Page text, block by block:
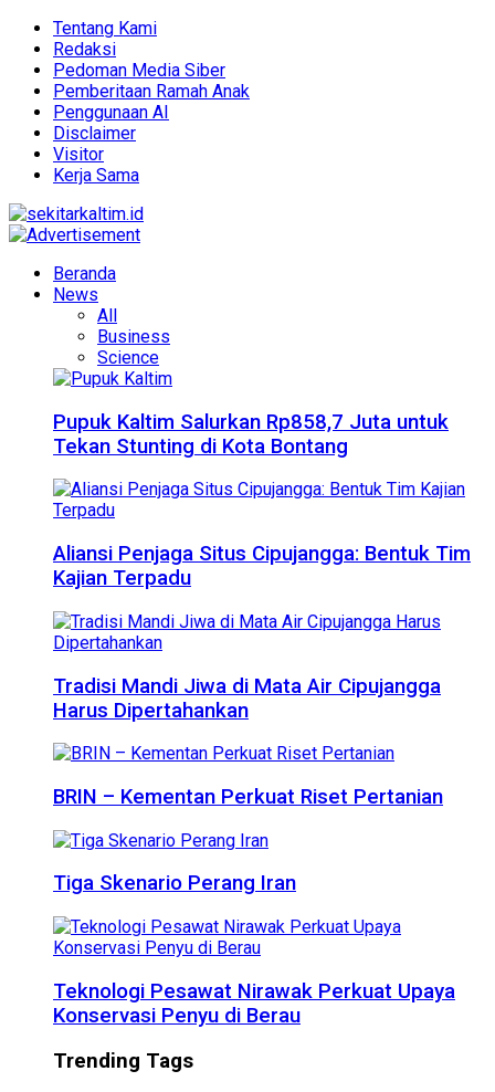
Tentang Kami
Redaksi
Pedoman Media Siber
Pemberitaan Ramah Anak
Penggunaan AI
Disclaimer
Visitor
Kerja Sama
Beranda
News
All
Business
Science
Pupuk Kaltim Salurkan Rp858,7 Juta untuk
Tekan Stunting di Kota Bontang
Aliansi Penjaga Situs Cipujangga: Bentuk Tim
Kajian Terpadu
Tradisi Mandi Jiwa di Mata Air Cipujangga
Harus Dipertahankan
BRIN – Kementan Perkuat Riset Pertanian
Tiga Skenario Perang Iran
Teknologi Pesawat Nirawak Perkuat Upaya
Konservasi Penyu di Berau
Trending Tags